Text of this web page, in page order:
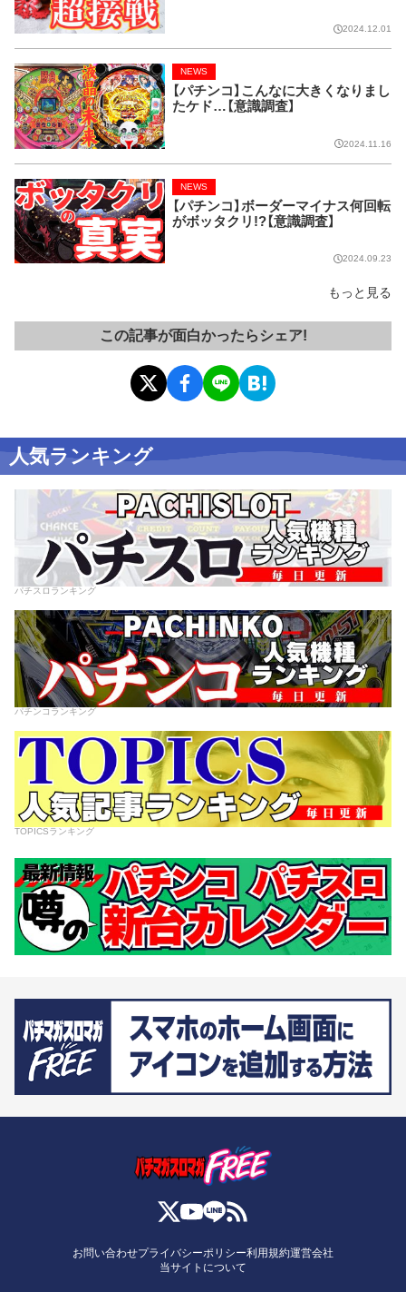
2024.12.01
【パチンコ】こんなに大きくなりまし
たケド…【意識調査】
NEWS
2024.11.16
【パチンコ】ボーダーマイナス何回転
がボッタクリ!?【意識調査】
NEWS
2024.09.23
もっと見る
この記事が面白かったらシェア!
人気ランキング
パチスロランキング
パチンコランキング
TOPICSランキング
お問い合わせプライバシーポリシー利用規約運営会社
当サイトについて